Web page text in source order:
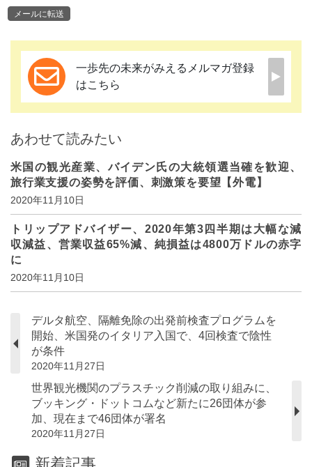
メールに転送
一歩先の未来がみえるメルマガ登録
はこちら
あわせて読みたい
米国の観光産業、バイデン氏の大統領選当確を歓迎、
旅行業支援の姿勢を評価、刺激策を要望【外電】
2020年11月10日
トリップアドバイザー、2020年第3四半期は大幅な減
収減益、営業収益65%減、純損益は4800万ドルの赤字
に
2020年11月10日
デルタ航空、隔離免除の出発前検査プログラムを
開始、米国発のイタリア入国で、4回検査で陰性
が条件
2020年11月27日
世界観光機関のプラスチック削減の取り組みに、
ブッキング・ドットコムなど新たに26団体が参
加、現在まで46団体が署名
2020年11月27日